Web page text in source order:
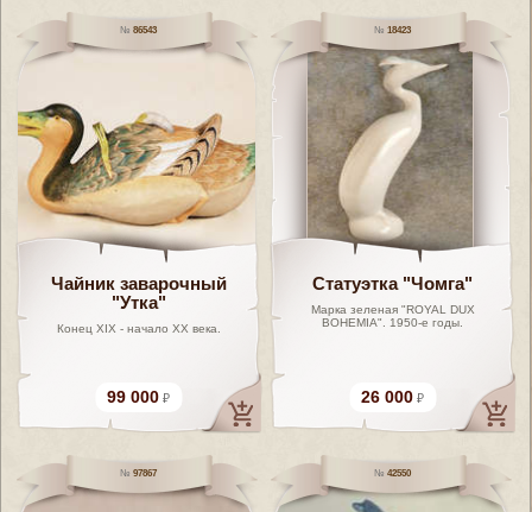
86543
Чайник заварочный
"Утка"
Конец XIX - начало ХХ века.
99 000
18423
Статуэтка "Чомга"
Марка зеленая "ROYAL DUX
BOHEМIА". 1950-е годы.
26 000
97867 42550